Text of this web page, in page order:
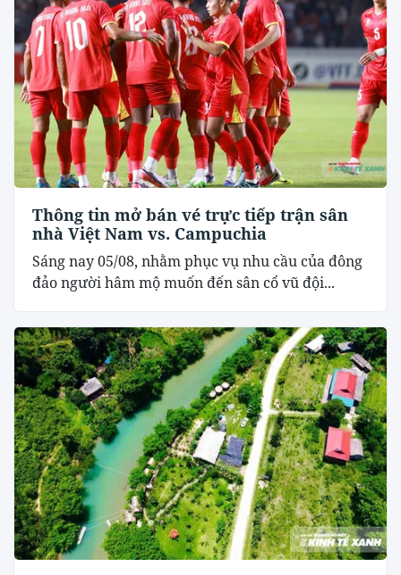
Thông tin mở bán vé trực tiếp trận sân
nhà Việt Nam vs. Campuchia
Sáng nay 05/08, nhằm phục vụ nhu cầu của đông
đảo người hâm mộ muốn đến sân cổ vũ đội...